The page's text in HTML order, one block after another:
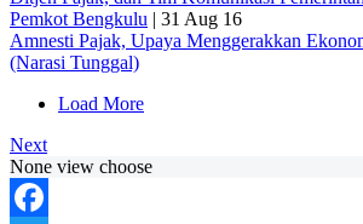
Pemkot Bengkulu | 31 Aug 16
Amnesti Pajak, Upaya Menggerakkan
(Narasi Tunggal)
Load More
Next
None view choose